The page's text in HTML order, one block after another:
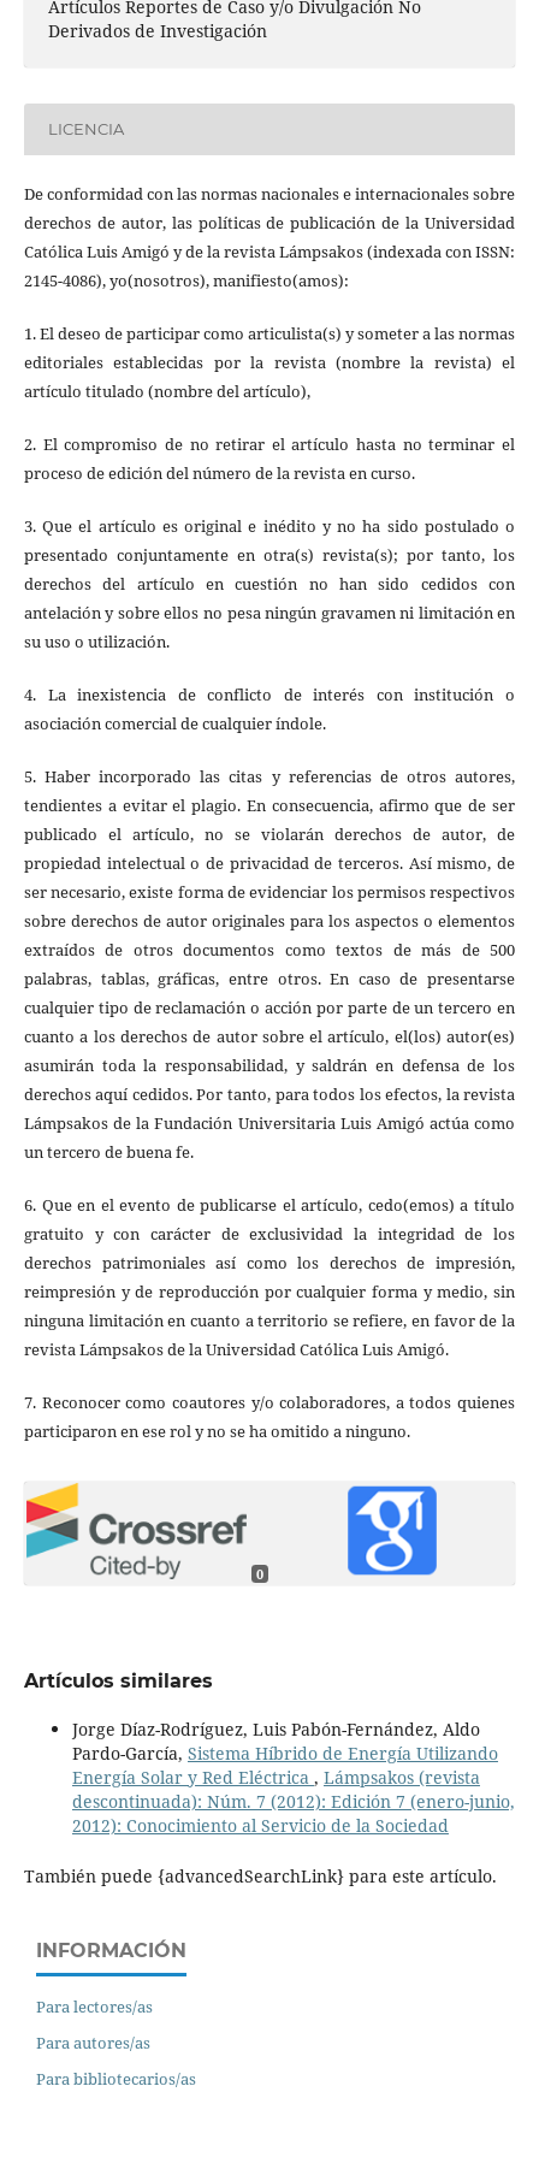
Artículos Reportes de Caso y/o Divulgación No
Derivados de Investigación
LICENCIA
De conformidad con las normas nacionales e internacionales sobre
derechos de autor, las políticas de publicación de la Universidad
Católica Luis Amigó y de la revista Lámpsakos (indexada con ISSN:
2145-4086), yo(nosotros), manifiesto(amos):
1. El deseo de participar como articulista(s) y someter a las normas
editoriales establecidas por la revista (nombre la revista) el
artículo titulado (nombre del artículo),
2. El compromiso de no retirar el artículo hasta no terminar el
proceso de edición del número de la revista en curso.
3. Que el artículo es original e inédito y no ha sido postulado o
presentado conjuntamente en otra(s) revista(s); por tanto, los
derechos del artículo en cuestión no han sido cedidos con
antelación y sobre ellos no pesa ningún gravamen ni limitación en
su uso o utilización.
4. La inexistencia de conflicto de interés con institución o
asociación comercial de cualquier índole.
5. Haber incorporado las citas y referencias de otros autores,
tendientes a evitar el plagio. En consecuencia, afirmo que de ser
publicado el artículo, no se violarán derechos de autor, de
propiedad intelectual o de privacidad de terceros. Así mismo, de
ser necesario, existe forma de evidenciar los permisos respectivos
sobre derechos de autor originales para los aspectos o elementos
extraídos de otros documentos como textos de más de 500
palabras, tablas, gráficas, entre otros. En caso de presentarse
cualquier tipo de reclamación o acción por parte de un tercero en
cuanto a los derechos de autor sobre el artículo, el(los) autor(es)
asumirán toda la responsabilidad, y saldrán en defensa de los
derechos aquí cedidos. Por tanto, para todos los efectos, la revista
Lámpsakos de la Fundación Universitaria Luis Amigó actúa como
un tercero de buena fe.
6. Que en el evento de publicarse el artículo, cedo(emos) a título
gratuito y con carácter de exclusividad la integridad de los
derechos patrimoniales así como los derechos de impresión,
reimpresión y de reproducción por cualquier forma y medio, sin
ninguna limitación en cuanto a territorio se refiere, en favor de la
revista Lámpsakos de la Universidad Católica Luis Amigó.
7. Reconocer como coautores y/o colaboradores, a todos quienes
participaron en ese rol y no se ha omitido a ninguno.
0
Artículos similares
Jorge Díaz-Rodríguez, Luis Pabón-Fernández, Aldo
Pardo-García, Sistema Híbrido de Energía Utilizando
Energía Solar y Red Eléctrica , Lámpsakos (revista
descontinuada): Núm. 7 (2012): Edición 7 (enero-junio,
2012): Conocimiento al Servicio de la Sociedad
También puede {advancedSearchLink} para este artículo.
INFORMACIÓN
Para lectores/as
Para autores/as
Para bibliotecarios/as